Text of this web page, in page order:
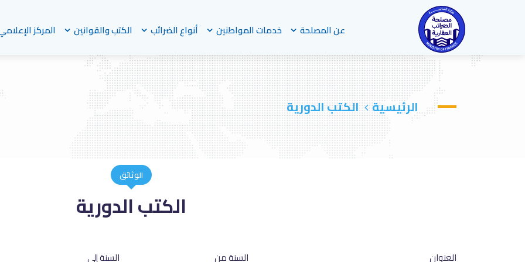
عن المصلحة خدمات المواطنين أنواع الضرائب الكتب والقوانين المركز
الرئيسية الكتب الدورية
الوثائق
الكتب الدورية
العنوان السنة من السنة إلي